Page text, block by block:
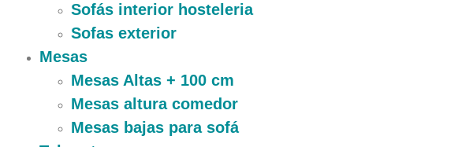
Sofás interior hosteleria
Sofas exterior
Mesas
Mesas Altas + 100 cm
Mesas altura comedor
Mesas bajas para sofá